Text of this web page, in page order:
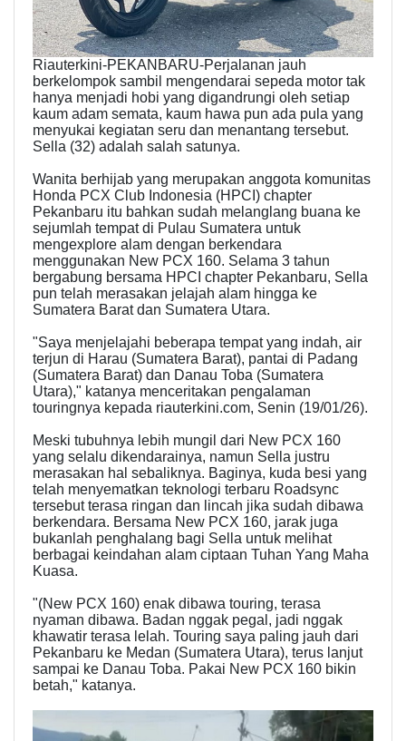
Riauterkini-PEKANBARU-Perjalanan jauh
berkelompok sambil mengendarai sepeda motor tak
hanya menjadi hobi yang digandrungi oleh setiap
kaum adam semata, kaum hawa pun ada pula yang
menyukai kegiatan seru dan menantang tersebut.
Sella (32) adalah salah satunya.
Wanita berhijab yang merupakan anggota komunitas
Honda PCX Club Indonesia (HPCI) chapter
Pekanbaru itu bahkan sudah melanglang buana ke
sejumlah tempat di Pulau Sumatera untuk
mengexplore alam dengan berkendara
menggunakan New PCX 160. Selama 3 tahun
bergabung bersama HPCI chapter Pekanbaru, Sella
pun telah merasakan jelajah alam hingga ke
Sumatera Barat dan Sumatera Utara.
"Saya menjelajahi beberapa tempat yang indah, air
terjun di Harau (Sumatera Barat), pantai di Padang
(Sumatera Barat) dan Danau Toba (Sumatera
Utara)," katanya menceritakan pengalaman
touringnya kepada riauterkini.com, Senin (19/01/26).
Meski tubuhnya lebih mungil dari New PCX 160
yang selalu dikendarainya, namun Sella justru
merasakan hal sebaliknya. Baginya, kuda besi yang
telah menyematkan teknologi terbaru Roadsync
tersebut terasa ringan dan lincah jika sudah dibawa
berkendara. Bersama New PCX 160, jarak juga
bukanlah penghalang bagi Sella untuk melihat
berbagai keindahan alam ciptaan Tuhan Yang Maha
Kuasa.
"(New PCX 160) enak dibawa touring, terasa
nyaman dibawa. Badan nggak pegal, jadi nggak
khawatir terasa lelah. Touring saya paling jauh dari
Pekanbaru ke Medan (Sumatera Utara), terus lanjut
sampai ke Danau Toba. Pakai New PCX 160 bikin
betah," katanya.